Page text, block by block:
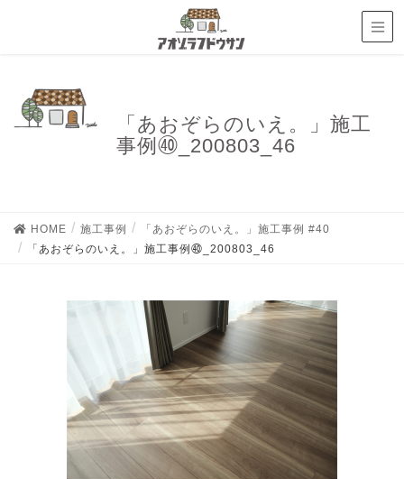
「あおぞらのいえ。」施工
事例㊵_200803_46
HOME 施工事例
「あおぞらのいえ。」施工事例 #40
「あおぞらのいえ。」施工事例㊵_200803_46